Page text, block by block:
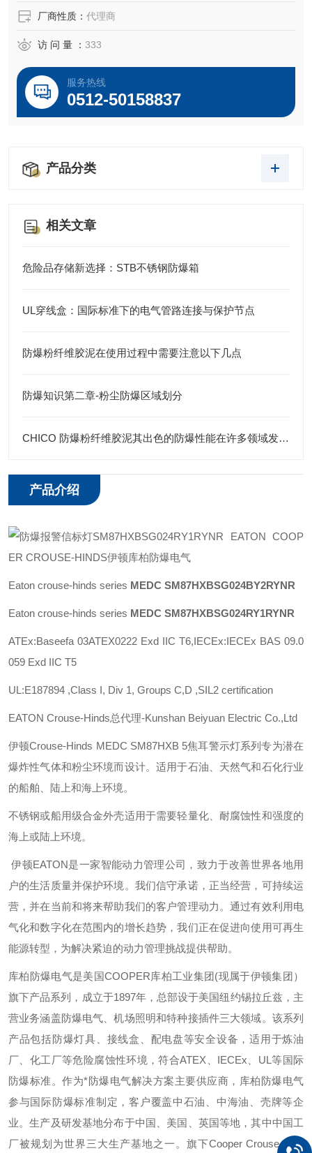
厂商性质： 代理商
访 问 量 ： 333
服务热线
0512-50158837
产品分类
相关文章
危险品存储新选择：STB不锈钢防爆箱
UL穿线盒：国际标准下的电气管路连接与保护节点
防爆粉纤维胶泥在使用过程中需要注意以下几点
防爆知识第二章-粉尘防爆区域划分
CHICO 防爆粉纤维胶泥其出色的防爆性能在许多领域发挥着重要的作用
产品介绍
EATON COOP
ER CROUSE-HINDS伊顿库柏防爆电气
Eaton crouse-hinds series MEDC SM87HXBSG024BY2RYNR
Eaton crouse-hinds series MEDC SM87HXBSG024RY1RYNR
ATEx:Baseefa 03ATEX0222 Exd IIC T6,IECEx:IECEx BAS 09.0
059 Exd IIC T5
UL:E187894 ,Class I, Div 1, Groups C,D ,SIL2 certification
EATON Crouse-Hinds总代理-Kunshan Beiyuan Electric Co.,Ltd
伊顿Crouse-Hinds MEDC SM87HXB 5焦耳警示灯系列专为潜在
爆炸性气体和粉尘环境而设计。适用于石油、天然气和石化行业
的船舶、陆上和海上环境。
不锈钢或船用级合金外壳适用于需要轻量化、耐腐蚀性和强度的
海上或陆上环境。
伊顿EATON是一家智能动力管理公司，致力于改善世界各地用
户的生活质量并保护环境。我们信守承诺，正当经营，可持续运
营，并在当前和将来帮助我们的客户管理动力。通过有效利用电
气化和数字化在范围内的增长趋势，我们正在促进向使用可再生
能源转型，为解决紧迫的动力管理挑战提供帮助。
库柏防爆电气是美国COOPER库柏工业集团(现属于伊顿集团）
旗下产品系列，成立于1897年，总部设于美国纽约锡拉丘兹，主
营业务涵盖防爆电气、机场照明和特种接插件三大领域。该系列
产品包括防爆灯具、接线盒、配电盘等安全设备，适用于炼油
厂、化工厂等危险腐蚀性环境，符合ATEX IECEx UL 等国际
防爆标准。作为*防爆电气解决方案主要供应商，库柏防爆电气
参与国际防爆标准制定，客户覆盖中石油、中海油、壳牌等企
业。生产及研发基地分布于中国、美国、英国等地，其中中国工
厂被规划为世界三大生产基地之一。旗下Cooper Crouse-Hind